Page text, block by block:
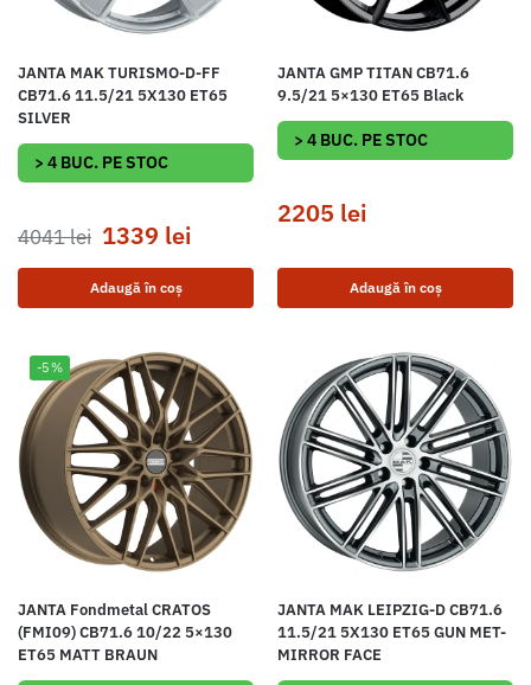
JANTA MAK TURISMO-D-FF
CB71.6 11.5/21 5X130 ET65
SILVER
> 4 BUC. PE STOC
4041lei 1339 lei
Adaugă în coș
JANTA GMP TITAN CB71.6
9.5/21 5×130 ET65 Black
> 4 BUC. PE STOC
2205 lei
Adaugă în coș
-5%
JANTA Fondmetal CRATOS
(FMI09) CB71.6 10/22 5×130
ET65 MATT BRAUN
JANTA MAK LEIPZIG-D CB71.6
11.5/21 5X130 ET65 GUN MET-
MIRROR FACE